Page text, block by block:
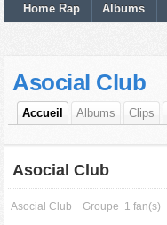
Home Rap Albums
Asocial Club
Accueil Albums Clips
Asocial Club
Asocial Club Groupe 1 fan(s)